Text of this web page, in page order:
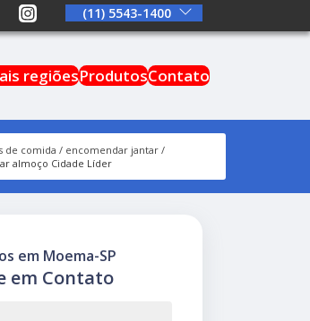
(11) 5543-1400
regiõesProdutosContato
de comida
encomendar jantar
almoço Cidade Líder
em Contato
em Moema-SP